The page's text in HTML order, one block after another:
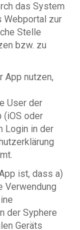
das System
Webportal zur
Stelle
bzw. zu
App nutzen,
User der
(iOS oder
Login in der
ist, dass a)
Verwendung
der Syphere
Geräts